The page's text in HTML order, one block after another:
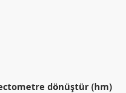
dönüştür (hm)